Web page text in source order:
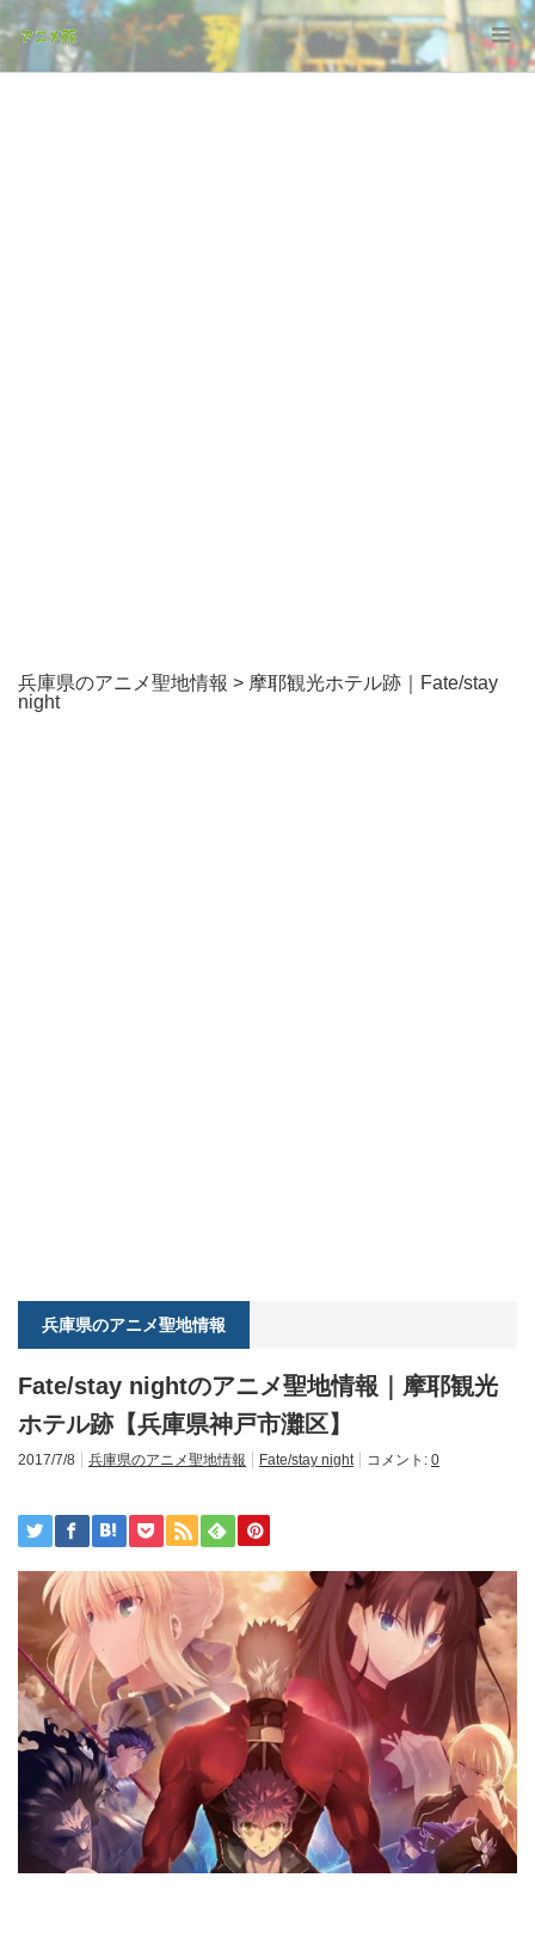
兵庫県のアニメ聖地情報 > 摩耶観光ホテル跡｜Fate/stay
night
兵庫県のアニメ聖地情報
Fate/stay nightのアニメ聖地情報｜摩耶観光
ホテル跡【兵庫県神戸市灘区】
2017/7/8 兵庫県のアニメ聖地情報 Fate/stay night コメント: 0